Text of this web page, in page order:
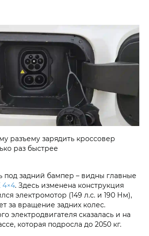
разъему зарядить кроссовер
раз быстрее
под задний бампер – видны главные
4×4. Здесь изменена конструкция
электромотор (149 л.с. и 190 Нм),
за вращение задних колес.
электродвигателя сказалась и на
которая подросла до 2050 кг.